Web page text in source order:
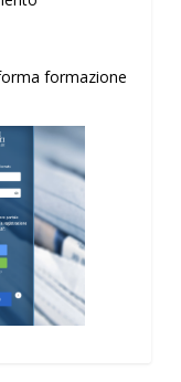
formazione